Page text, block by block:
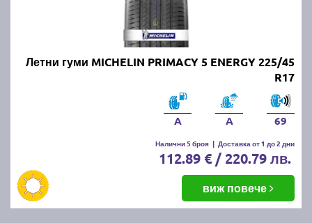
безплатна доставка, но предлага експресна
доставка до всички точки на страната.
Възползвайте се от директна доставка до Варна,
Пловдив, Бургас, София, Стара Загора, Велико
Благоевград, Кюстендил, Перник, Хасково,
Силистра, Добрич и други градове.
Летни гуми MICHELIN PRIMACY 5 ENERGY 225/45
R17
A A 69
Налични 5 броя | Доставка от 1 до 2 дни
112.89 € / 220.79 лв.
виж повече